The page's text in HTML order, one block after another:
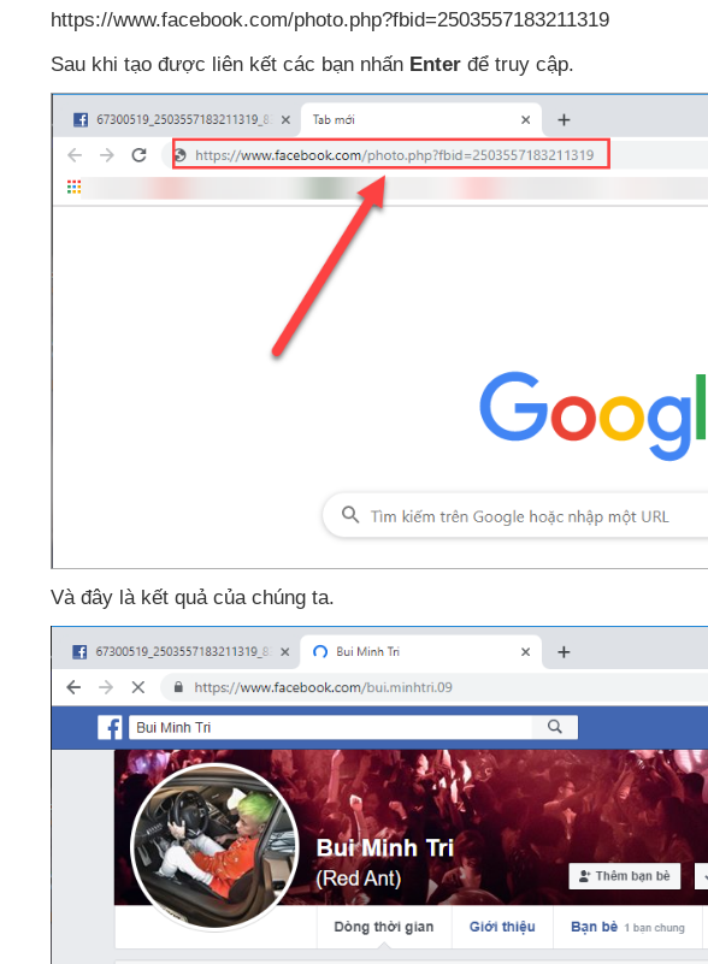
https://www.facebook.com/photo.php?fbid=2503557183211319
Sau khi tạo được liên kết các bạn nhấn Enter để truy cập.
Và đây là kết quả của chúng ta.